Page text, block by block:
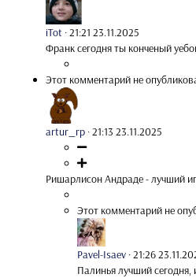
iTot ·21:21 23.11.2025
Франк сегодня ты конченый
Этот комментарий не
artur_rp ·21:13 23.11.2025
Ришарлисон Андраде - лучший
Этот комментарий не
Pavel-Isaev ·21:26
Палинья лучший сегодня,